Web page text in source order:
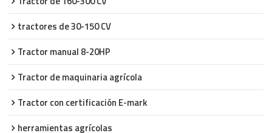
tractores de 30-150 CV
Tractor manual 8-20HP
Tractor de maquinaria agrícola
Tractor con certificación E-mark
herramientas agrícolas